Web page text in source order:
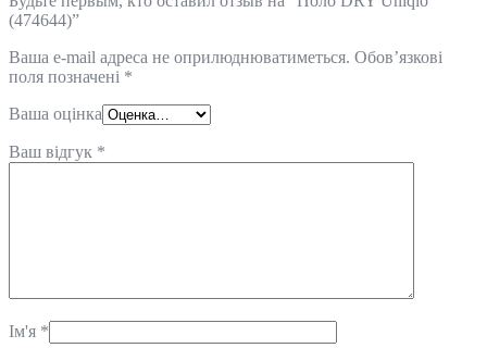
(474644)”
Ваша e-mail адреса не оприлюднюватиметься. Обов’язкові
поля позначені *
Ваша оцінка
Ваш відгук *
Ім'я *